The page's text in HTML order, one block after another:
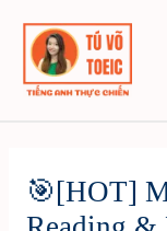
content
🎯[HOT]